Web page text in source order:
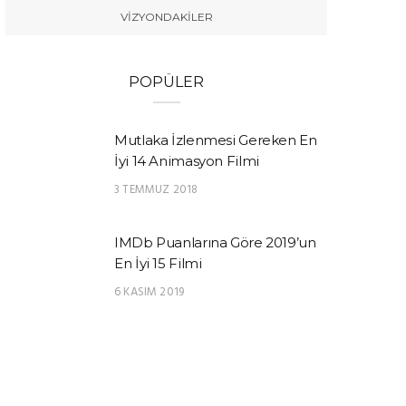
VIZYONDAKILER
POPÜLER
Mutlaka İzlenmesi Gereken En
İyi 14 Animasyon Filmi
3 TEMMUZ 2018
IMDb Puanlarına Göre 2019’un
En İyi 15 Filmi
6 KASIM 2019